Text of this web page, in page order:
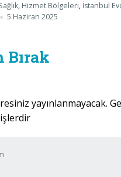
, Hizmet Bölgeleri, İstanbul
5 Haziran 2025
Bırak
yayınlanmayacak.